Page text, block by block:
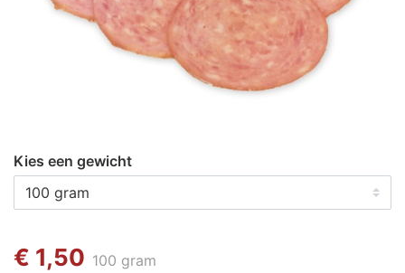
Kies een gewicht
€ 1,50 100 gram